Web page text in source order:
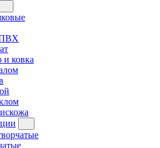
и ковка